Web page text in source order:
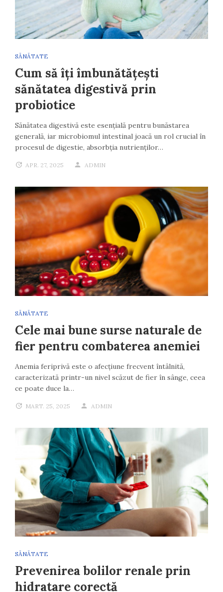
SĂNĂTATE
Cum să îți îmbunătățești
sănătatea digestivă prin
probiotice
Sănătatea digestivă este esențială pentru bunăstarea
generală, iar microbiomul intestinal joacă un rol crucial în
procesul de digestie, absorbția nutrienților…
APR. 27, 2025 ADMIN
SĂNĂTATE
Cele mai bune surse naturale de
fier pentru combaterea anemiei
Anemia feriprivă este o afecțiune frecvent întâlnită,
caracterizată printr-un nivel scăzut de fier în sânge, ceea
ce poate duce la…
MART. 25, 2025 ADMIN
SĂNĂTATE
Prevenirea bolilor renale prin
hidratare corectă